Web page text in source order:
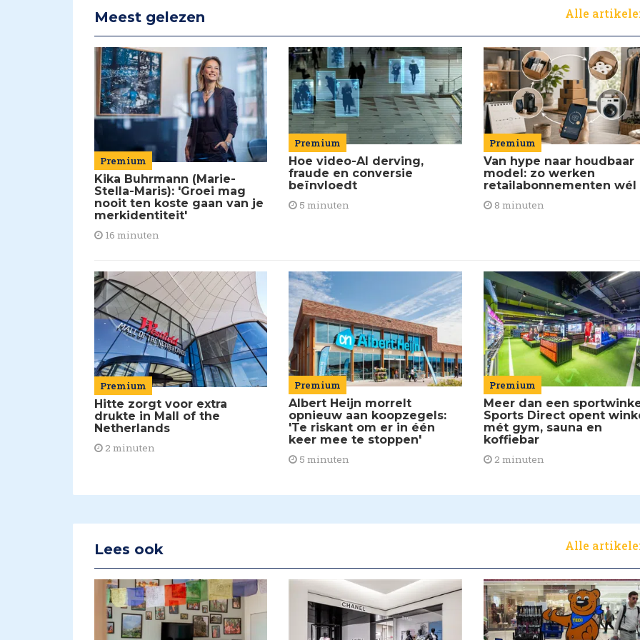
Meest gelezen Alle
Premium
Kika Buhrmann (Marie-
Stella-Maris): 'Groei mag
nooit ten koste gaan van je
merkidentiteit'
16 minuten
Premium
Hoe video-AI derving,
fraude en conversie
beïnvloedt
5 minuten
Premium
Van hype naar houdbaar
model: zo werken
retailabonnementen wél
8 minuten
Premium
Hitte zorgt voor extra
drukte in Mall of the
Netherlands
2 minuten
Premium
Albert Heijn morrelt
opnieuw aan koopzegels:
'Te riskant om er in één
keer mee te stoppen'
5 minuten
Premium
Meer dan een
Sports Direct opent
mét gym, sauna en
koffiebar
2 minuten
Lees ook Alle